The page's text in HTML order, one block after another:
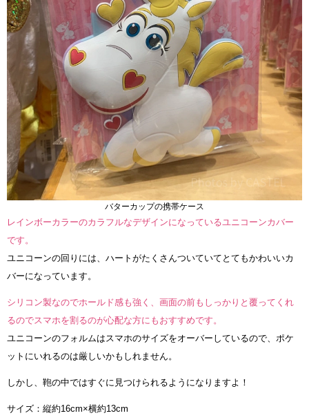
バターカップの携帯ケース
レインボーカラーのカラフルなデザインになっているユニコーンカバー
です。
ユニコーンの回りには、ハートがたくさんついていてとてもかわいいカ
バーになっています。
シリコン製なのでホールド感も強く、画面の前もしっかりと覆ってくれ
るのでスマホを割るのが心配な方にもおすすめです。
ユニコーンのフォルムはスマホのサイズをオーバーしているので、ポケ
ットにいれるのは厳しいかもしれません。
しかし、鞄の中ではすぐに見つけられるようになりますよ！
サイズ：縦約16cm×横約13cm